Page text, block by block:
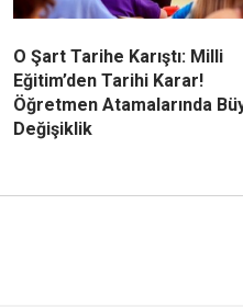
O Şart Tarihe Karıştı: Milli
Eğitim’den Tarihi Karar!
Öğretmen Atamalarında
Değişiklik